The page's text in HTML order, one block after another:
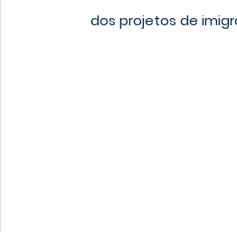
dos projetos de